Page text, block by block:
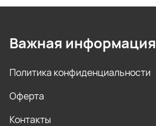
Важная информация
Политика конфиденциальности
Оферта
Контакты